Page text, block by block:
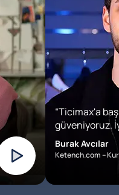
“Ticimax'a
güveniyoruz.
Burak Avcılar
Ketench.com –